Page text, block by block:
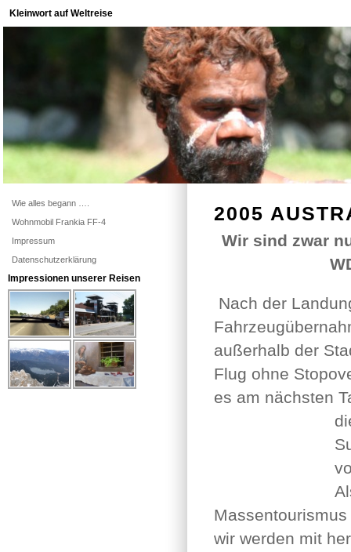
Kleinwort auf Weltreise
2005
Wir sind zwar
Nach der
außerhalb der
Flug ohne
es am nächsten
wir werden mit
Wie alles begann ….
Wohnmobil Frankia FF-4
Impressum
Datenschutzerklärung
Impressionen unserer Reisen